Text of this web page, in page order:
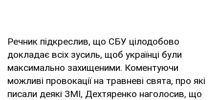
Речник підкреслив, що СБУ цілодобово
докладає всіх зусиль, щоб українці були
максимально захищеними. Коментуючи
можливі провокації на травневі свята, про які
писали деякі ЗМІ, Дехтяренко наголосив, що